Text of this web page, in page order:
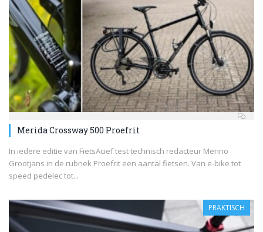
Merida Crossway 500 Proefrit
In iedere editie van FietsAcief test technisch redacteur Menno
Grootjans in de rubriek Proefrit een aantal fietsen. Van e-bike tot
speed pedelec tot...
PRAKTISCH